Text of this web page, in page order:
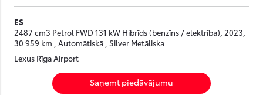
ES
2487 cm3 Petrol FWD 131 kW Hibrīds (benzīns / elektrība), 2023,
30 959 km , Automātiskā , Silver Metāliska
Lexus Rīga Airport
Saņemt piedāvājumu